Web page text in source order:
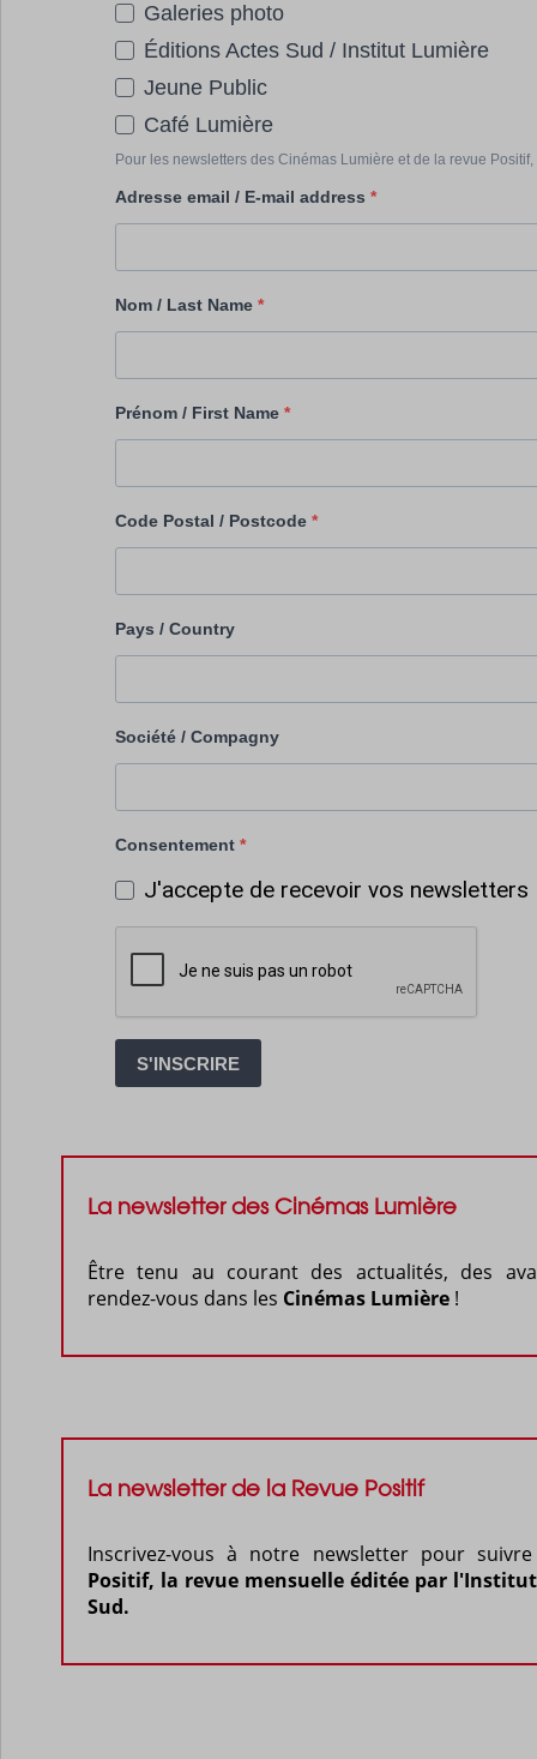
Galeries photo
Éditions Actes Sud / Institut Lumière
Jeune Public
Café Lumière
Pour les newsletters des Cinémas Lumière et de la revue
Adresse email / E-mail address
Nom / Last Name
Prénom / First Name
Code Postal / Postcode
Pays / Country
Société / Compagny
Consentement
J'accepte de recevoir vos newsletters
S'INSCRIRE
La newsletter des Cinémas Lumière
Être tenu au courant des actualités, des
rendez-vous dans les Cinémas Lumière !
La newsletter de la Revue Positif
Inscrivez-vous à notre newsletter pour
Positif, la revue mensuelle éditée par
Sud.